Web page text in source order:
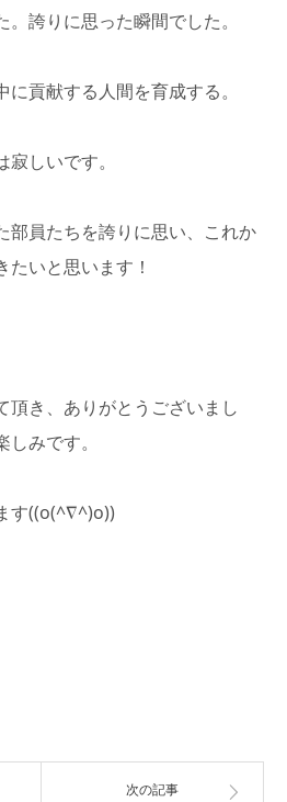
誇りに思った瞬間でした。
貢献する人間を育成する。
しいです。
部員たちを誇りに思い、これか
たいと思います！
頂き、ありがとうございまし
みです。
す((o(^∇^)o))
次の記事